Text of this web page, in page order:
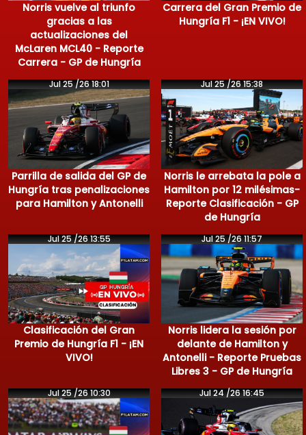
Norris vuelve al triunfo
gracias a las
actualizaciones del
McLaren MCL40 - Reporte
Carrera - GP de Hungría
Carrera del Gran Premio de
Hungría F1 - ¡EN VIVO!
Jul 25 /26 18:01
Parrilla de salida del GP de
Hungría tras penalizaciones
para Hamilton y Antonelli
Jul 25 /26 15:38
Norris le arrebata la pole a
Hamilton por 12 milésimas-
Reporte Clasificación - GP
de Hungría
Jul 25 /26 13:55
Clasificación del Gran
Premio de Hungría F1 - ¡EN
VIVO!
Jul 25 /26 11:57
Norris lidera la sesión por
delante de Hamilton y
Antonelli - Reporte Pruebas
Libres 3 - GP de Hungría
Jul 25 /26 10:30 Jul 24 /26 16:45